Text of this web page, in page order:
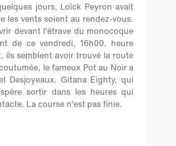
jours, Loïck Peyron avait
les vents soient au rendez-vous.
devant l'étrave du monocoque
de ce vendredi, 16h00, heure
ils semblent avoir trouvé la route
le fameux Pot au Noir a
Desjoyeaux. Gitana Eighty, qui
sortir dans les heures qui
La course n'est pas finie.